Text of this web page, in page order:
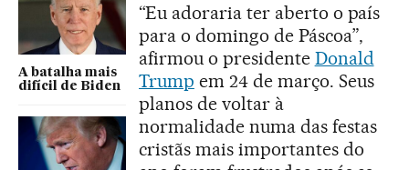
A batalha mais
difícil de Biden
“Eu adoraria ter aberto o país
para o domingo de Páscoa”,
afirmou o presidente Donald
Trump em 24 de março. Seus
planos de voltar à
normalidade numa das festas
cristãs mais importantes do